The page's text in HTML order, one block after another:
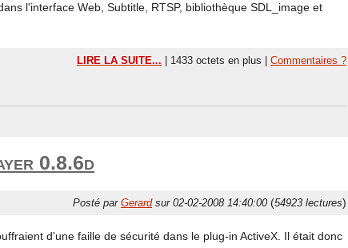
l'interface Web, Subtitle, RTSP, bibliothèque SDL_image et
LIRE LA SUITE... | 1433 octets en plus | Commentaires ?
0.8.6d
Posté par Gerard sur 02-02-2008 14:40:00 (54923 lectures)
d'une faille de sécurité dans le plug-in ActiveX. Il était donc